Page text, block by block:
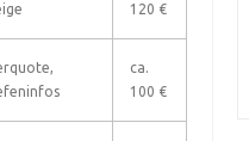
120 €
ca.
100 €